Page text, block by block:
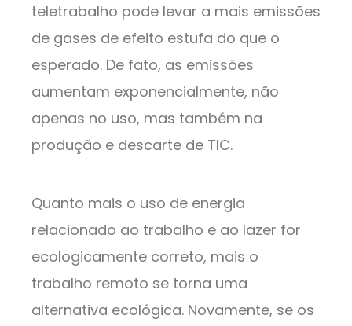
teletrabalho pode levar a mais emissões
de gases de efeito estufa do que o
esperado. De fato, as emissões
aumentam exponencialmente, não
apenas no uso, mas também na
produção e descarte de TIC.
Quanto mais o uso de energia
relacionado ao trabalho e ao lazer for
ecologicamente correto, mais o
trabalho remoto se torna uma
alternativa ecológica. Novamente, se os